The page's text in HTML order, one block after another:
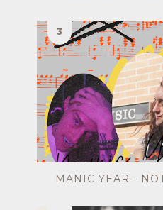
MANIC YEAR -